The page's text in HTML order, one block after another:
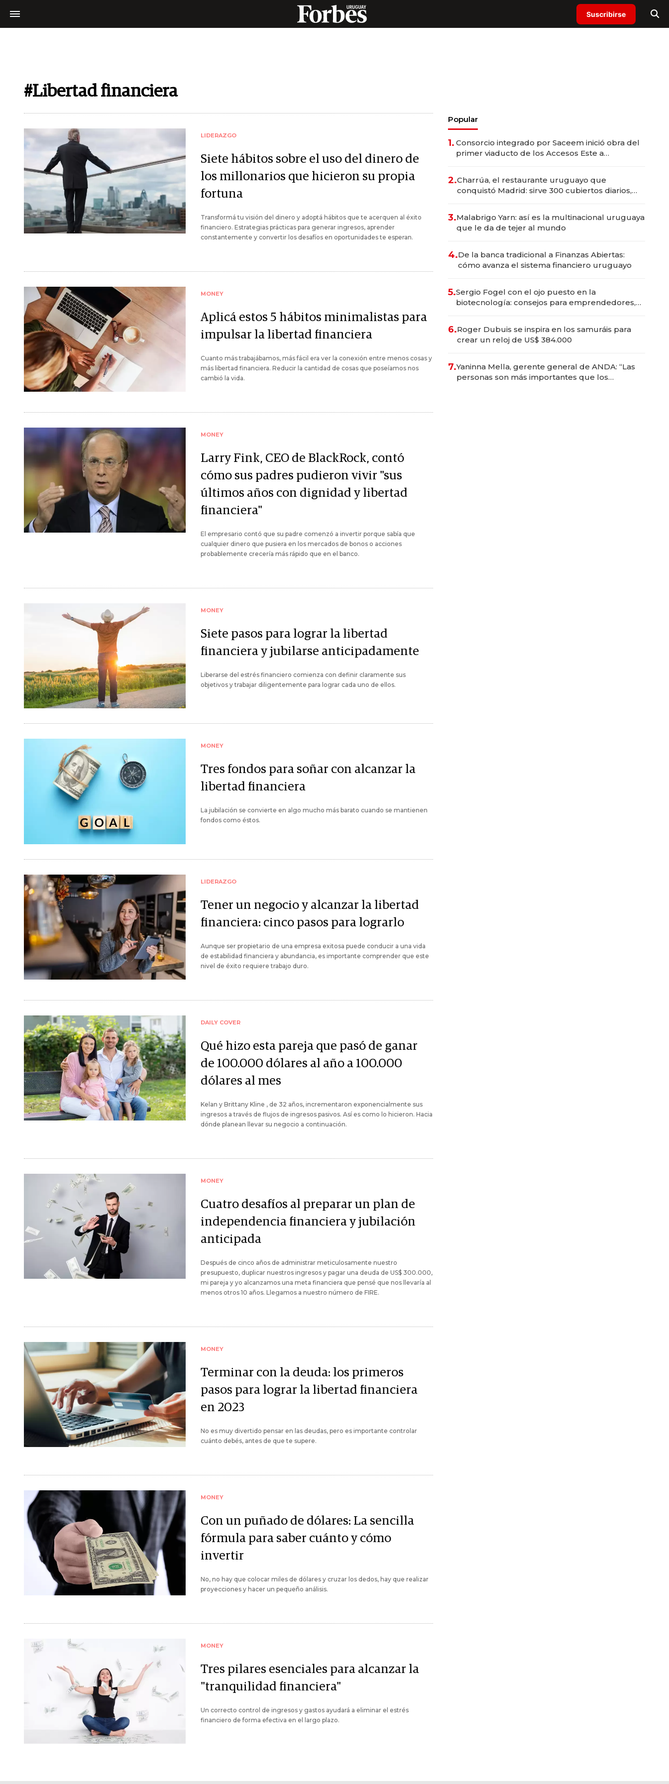
Suscribirse
#Libertad financiera
LIDERAZGO
Siete hábitos sobre el uso del dinero de
los millonarios que hicieron su propia
fortuna
Transformá tu visión del dinero y adoptá hábitos que te acerquen al éxito
financiero. Estrategias prácticas para generar ingresos, aprender
constantemente y convertir los desafíos en oportunidades te esperan.
MONEY
Aplicá estos 5 hábitos minimalistas para
impulsar la libertad financiera
Cuanto más trabajábamos, más fácil era ver la conexión entre menos cosas y
más libertad financiera. Reducir la cantidad de cosas que poseíamos nos
cambió la vida.
MONEY
Larry Fink, CEO de BlackRock, contó
cómo sus padres pudieron vivir "sus
últimos años con dignidad y libertad
financiera"
El empresario contó que su padre comenzó a invertir porque sabía que
cualquier dinero que pusiera en los mercados de bonos o acciones
probablemente crecería más rápido que en el banco.
MONEY
Siete pasos para lograr la libertad
financiera y jubilarse anticipadamente
Liberarse del estrés financiero comienza con definir claramente sus
objetivos y trabajar diligentemente para lograr cada uno de ellos.
MONEY
Tres fondos para soñar con alcanzar la
libertad financiera
La jubilación se convierte en algo mucho más barato cuando se mantienen
fondos como éstos.
LIDERAZGO
Tener un negocio y alcanzar la libertad
financiera: cinco pasos para lograrlo
Aunque ser propietario de una empresa exitosa puede conducir a una vida
de estabilidad financiera y abundancia, es importante comprender que este
nivel de éxito requiere trabajo duro.
DAILY COVER
Qué hizo esta pareja que pasó de ganar
de 100.000 dólares al año a 100.000
dólares al mes
Kelan y Brittany Kline , de 32 años, incrementaron exponencialmente sus
ingresos a través de flujos de ingresos pasivos. Así es como lo hicieron. Hacia
dónde planean llevar su negocio a continuación.
MONEY
Cuatro desafíos al preparar un plan de
independencia financiera y jubilación
anticipada
Después de cinco años de administrar meticulosamente nuestro
presupuesto, duplicar nuestros ingresos y pagar una deuda de US$ 300.000,
mi pareja y yo alcanzamos una meta financiera que pensé que nos llevaría al
menos otros 10 años. Llegamos a nuestro número de FIRE.
MONEY
Terminar con la deuda: los primeros
pasos para lograr la libertad financiera
en 2023
No es muy divertido pensar en las deudas, pero es importante controlar
cuánto debés, antes de que te supere.
MONEY
Con un puñado de dólares: La sencilla
fórmula para saber cuánto y cómo
invertir
No, no hay que colocar miles de dólares y cruzar los dedos, hay que realizar
proyecciones y hacer un pequeño análisis.
MONEY
Tres pilares esenciales para alcanzar la
"tranquilidad financiera"
Un correcto control de ingresos y gastos ayudará a eliminar el estrés
financiero de forma efectiva en el largo plazo.
Popular
1. Consorcio integrado por Saceem inició obra del
primer viaducto de los Accesos Este a
2.Charrúa, el restaurante uruguayo que
conquistó Madrid: sirve 300 cubiertos diarios,
3.Malabrigo Yarn: así es la multinacional uruguaya
que le da de tejer al mundo
4.De la banca tradicional a Finanzas Abiertas:
cómo avanza el sistema financiero uruguayo
5.Sergio Fogel con el ojo puesto en la
biotecnología: consejos para emprendedores,
6.Roger Dubuis se inspira en los samuráis para
crear un reloj de US$ 384.000
7.Yaninna Mella, gerente general de ANDA: “Las
personas son más importantes que los